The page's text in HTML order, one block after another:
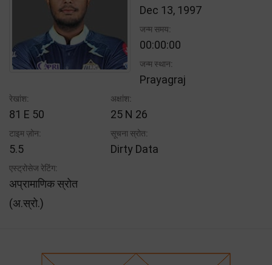
Dec 13, 1997
जन्म समय:
00:00:00
जन्म स्थान:
Prayagraj
रेखांश:
81 E 50
अक्षांश:
25 N 26
टाइम ज़ोन:
5.5
सूचना स्रोत:
Dirty Data
एस्ट्रोसेज रेटिंग:
अप्रामाणिक स्रोत
(अ.स्रो.)